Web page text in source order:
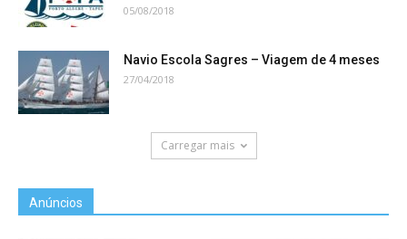
05/08/2018
Navio Escola Sagres – Viagem de 4 meses
27/04/2018
Carregar mais
Anúncios